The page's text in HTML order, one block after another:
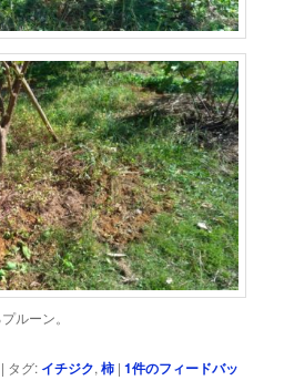
ルーン。
| タグ: イチジク,柿 |1件のフィードバッ